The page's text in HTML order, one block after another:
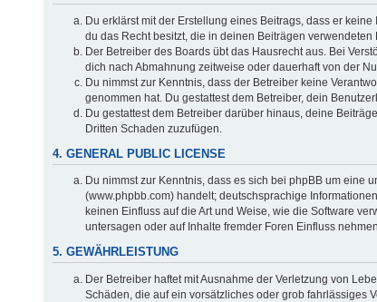
Du erklärst mit der Erstellung eines Beitrags, dass er
du das Recht besitzt, die in deinen Beiträgen verwendeten
Der Betreiber des Boards übt das Hausrecht aus. Bei
dich nach Abmahnung zeitweise oder dauerhaft von der
Du nimmst zur Kenntnis, dass der Betreiber keine
genommen hat. Du gestattest dem Betreiber, dein
Du gestattest dem Betreiber darüber hinaus, deine
Dritten Schaden zuzufügen.
4. GENERAL PUBLIC LICENSE
Du nimmst zur Kenntnis, dass es sich bei phpBB um eine
(www.phpbb.com) handelt; deutschsprachige
keinen Einfluss auf die Art und Weise, wie die Software
untersagen oder auf Inhalte fremder Foren Einfluss
5. GEWÄHRLEISTUNG
Der Betreiber haftet mit Ausnahme der Verletzung von
Schäden, die auf ein vorsätzliches oder grob fahrlässiges